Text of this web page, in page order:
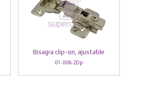
Bisagra clip-on, ajustable
01-008-2Dp